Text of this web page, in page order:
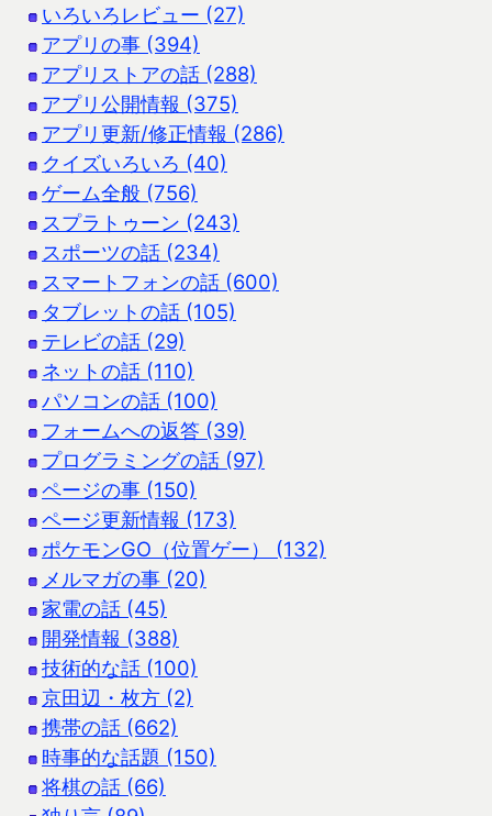
いろいろレビュー (27)
アプリの事 (394)
アプリストアの話 (288)
アプリ公開情報 (375)
アプリ更新/修正情報 (286)
クイズいろいろ (40)
ゲーム全般 (756)
スプラトゥーン (243)
スポーツの話 (234)
スマートフォンの話 (600)
タブレットの話 (105)
テレビの話 (29)
ネットの話 (110)
パソコンの話 (100)
フォームへの返答 (39)
プログラミングの話 (97)
ページの事 (150)
ページ更新情報 (173)
ポケモンGO（位置ゲー） (132)
メルマガの事 (20)
家電の話 (45)
開発情報 (388)
技術的な話 (100)
京田辺・枚方 (2)
携帯の話 (662)
時事的な話題 (150)
将棋の話 (66)